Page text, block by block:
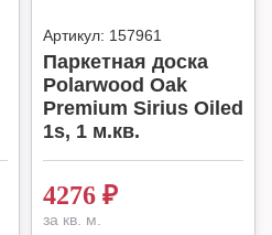
Артикул: 157961
Паркетная доска
Polarwood Oak
Premium Sirius Oiled
1s, 1 м.кв.
4276 ₽
за кв. м.